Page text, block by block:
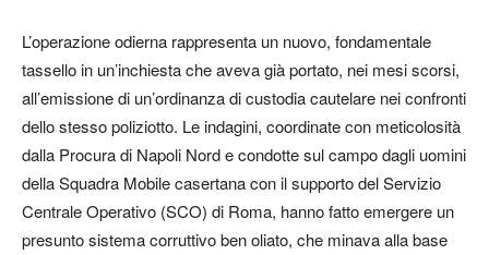
L’operazione odierna rappresenta un nuovo, fondamentale
tassello in un’inchiesta che aveva già portato, nei mesi scorsi,
all’emissione di un’ordinanza di custodia cautelare nei confronti
dello stesso poliziotto. Le indagini, coordinate con meticolosità
dalla Procura di Napoli Nord e condotte sul campo dagli uomini
della Squadra Mobile casertana con il supporto del Servizio
Centrale Operativo (SCO) di Roma, hanno fatto emergere un
presunto sistema corruttivo ben oliato, che minava alla base